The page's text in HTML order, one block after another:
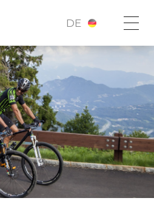
DE